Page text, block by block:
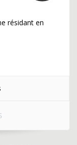
résidant en